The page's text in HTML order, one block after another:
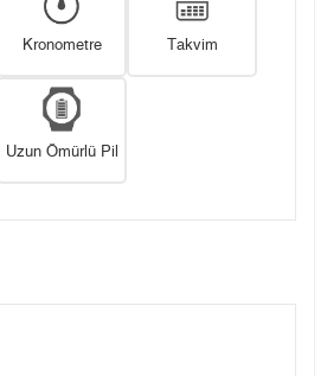
Kronometre Takvim
Uzun Ömürlü Pil